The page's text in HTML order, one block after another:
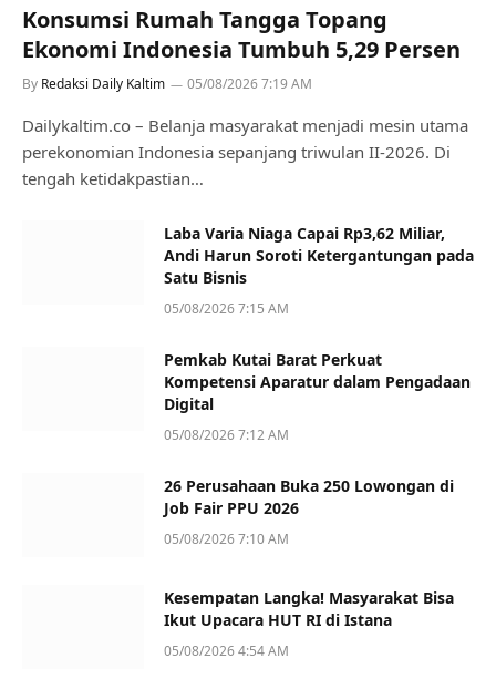
Konsumsi Rumah Tangga Topang
Ekonomi Indonesia Tumbuh 5,29 Persen
By Redaksi Daily Kaltim 05/08/2026 7:19 AM
Dailykaltim.co – Belanja masyarakat menjadi mesin utama
perekonomian Indonesia sepanjang triwulan II-2026. Di
tengah ketidakpastian…
Laba Varia Niaga Capai Rp3,62 Miliar,
Andi Harun Soroti Ketergantungan pada
Satu Bisnis
05/08/2026 7:15 AM
Pemkab Kutai Barat Perkuat
Kompetensi Aparatur dalam Pengadaan
Digital
05/08/2026 7:12 AM
26 Perusahaan Buka 250 Lowongan di
Job Fair PPU 2026
05/08/2026 7:10 AM
Kesempatan Langka! Masyarakat Bisa
Ikut Upacara HUT RI di Istana
05/08/2026 4:54 AM